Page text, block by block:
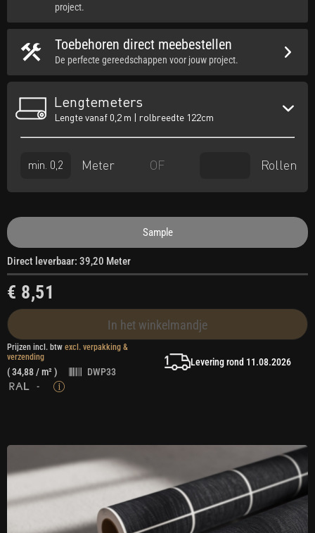
project.
Toebehoren direct meebestellen
De perfecte gereedschappen voor jouw project.
Lengtemeters
Lengte vanaf 0,2 m | rolbreedte 122cm
Meter OF Rollen
Sample
Direct leverbaar: 39,20 Meter
€ 8,51
In het winkelmandje
Prijzen incl. btw excl. verpakking &
verzending
(34,88/ m² )
DWP33
-
Levering rond 11.08.2026